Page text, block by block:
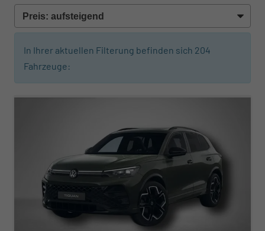
In Ihrer aktuellen Filterung befinden sich 204
Fahrzeuge:
ab 446,– € mtl.